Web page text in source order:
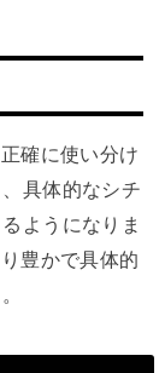
確に使い分け
具体的なシチ
ようになりま
豊かで具体的